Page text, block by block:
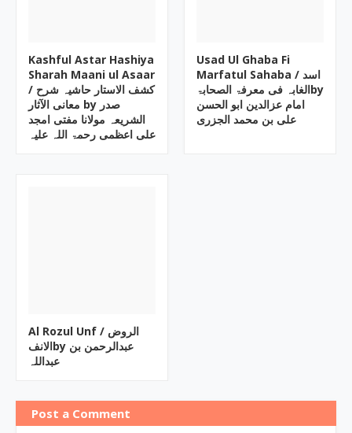
Kashful Astar Hashiya
Sharah Maani ul Asaar
/ کشف الاستار حاشیہ شرح
معانی الآثار by صدر
الشریعہ مولانا مفتی امجد
علی اعظمی رحمۃ اللہ علیہ
Usad Ul Ghaba Fi
Marfatul Sahaba ‎/ اسد
الغابہ فی معرفۃ الصحابۃby
علی بن محمد الجزری
Al Rozul Unf ‎/ الروض
الانفby ‎عبدالرحمن بن
عبداللہ
Post a Comment